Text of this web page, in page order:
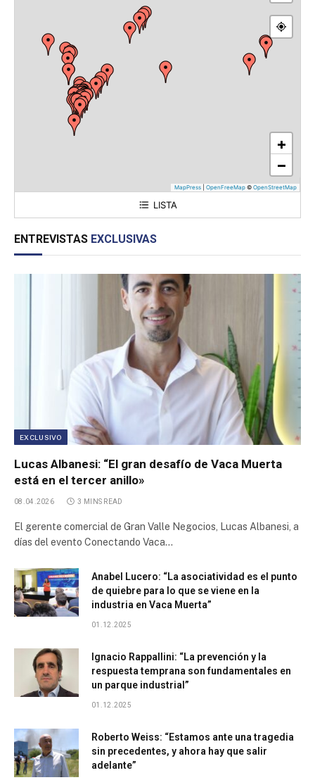
Sector Industrial Planificado (SIP) Chacabuco
Sector Industrial Planificado Mixto "Reconquista"
Parque Industrial Fernández Oro
Parque Industrial Allen
Parque Industrial Tucumán
Parque Industrial Cabo Negro
Parque Industrial Desarrollo Productivo
Parque Industrial La Reja
First Inner Trade Credit Corporation
Arquiza Trade Center
Parque Industrial Químico Petroquímico de la Provincia
de Neuquén
Parque Industrial Cañuelas
Parque Industrial Ruta 25
Bodega Sinco Logistica
Bodega Industrial
Centro de Distribución Colun San Bernardo
+
−
MapPress OpenFreeMap © OpenStreetMap
LISTA
ENTREVISTAS EXCLUSIVAS
EXCLUSIVO
Lucas Albanesi: “El gran desafío de Vaca Muerta
está en el tercer anillo»
08.04.2026 3 MINS READ
El gerente comercial de Gran Valle Negocios, Lucas Albanesi, a
días del evento Conectando Vaca…
Anabel Lucero: “La asociatividad es el punto
de quiebre para lo que se viene en la
industria en Vaca Muerta”
01.12.2025
Ignacio Rappallini: “La prevención y la
respuesta temprana son fundamentales en
un parque industrial”
01.12.2025
Roberto Weiss: “Estamos ante una tragedia
sin precedentes, y ahora hay que salir
adelante”